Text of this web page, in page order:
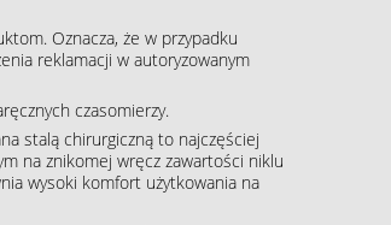
Oznacza, że w przypadku
reklamacji w autoryzowanym
czasomierzy.
stalą chirurgiczną to najczęściej
na znikomej wręcz zawartości niklu
wysoki komfort użytkowania na